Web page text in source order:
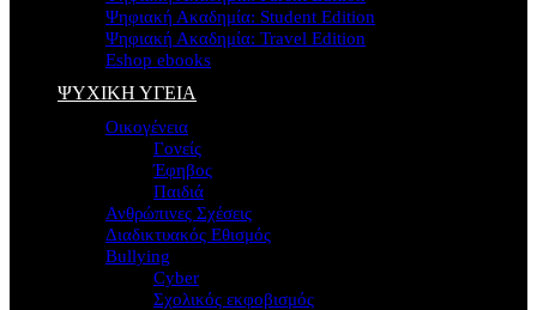
Ψηφιακή Ακαδημία: Student Edition
Ψηφιακή Ακαδημία: Travel Edition
Eshop ebooks
ΨΥΧΙΚΗ ΥΓΕΙΑ
Οικογένεια
Γονείς
Έφηβος
Παιδιά
Ανθρώπινες Σχέσεις
Διαδικτυακός Εθισμός
Bullying
Cyber
Σχολικός εκφοβισμός